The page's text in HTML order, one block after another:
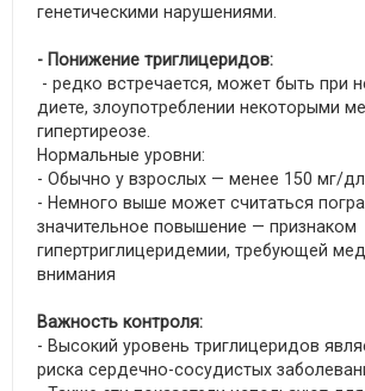
генетическими нарушениями.
- Понижение триглицеридов:
- редко встречается, может быть при
диете, злоупотреблении некоторыми
гипертиреозе.
Нормальные уровни:
- Обычно у взрослых — менее 150 мг/
- Немного выше может считаться
значительное повышение — признаком
гипертриглицеридемии, требующей
внимания
Важность контроля:
- Высокий уровень триглицеридов
риска сердечно-сосудистых